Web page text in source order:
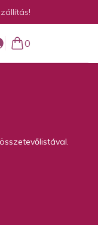
0
items in cart, view